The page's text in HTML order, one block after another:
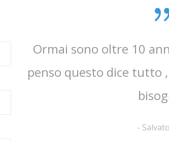
Ormai sono oltre 10
penso questo dice tutto
-